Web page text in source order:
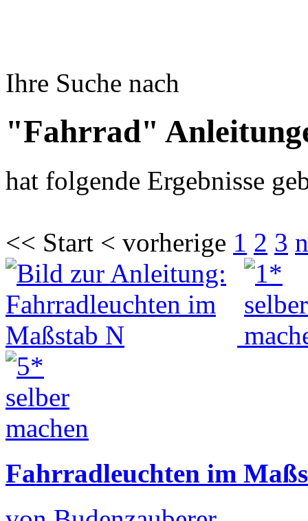
Ihre Suche nach
"Fahrrad"
hat folgende Ergebnisse
<< Start < vorherige 1 2 3
Fahrradleuchten im